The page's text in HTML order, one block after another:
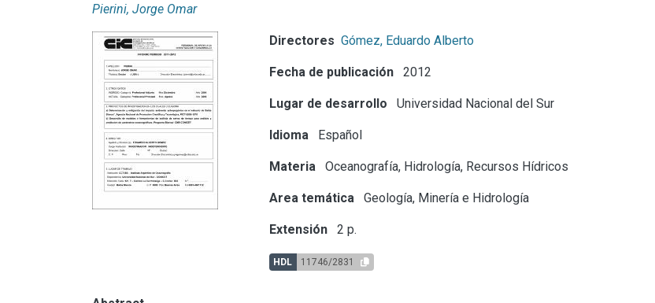
Pierini, Jorge Omar
Directores Gómez, Eduardo Alberto
Fecha de publicación 2012
Lugar de desarrollo Universidad Nacional del Sur
Idioma Español
Materia Oceanografía, Hidrología, Recursos Hídricos
Area temática Geología, Minería e Hidrología
Extensión 2 p.
HDL 11746/2831